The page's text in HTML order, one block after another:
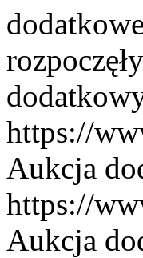
https://
Aukcja
https://
Aukcja